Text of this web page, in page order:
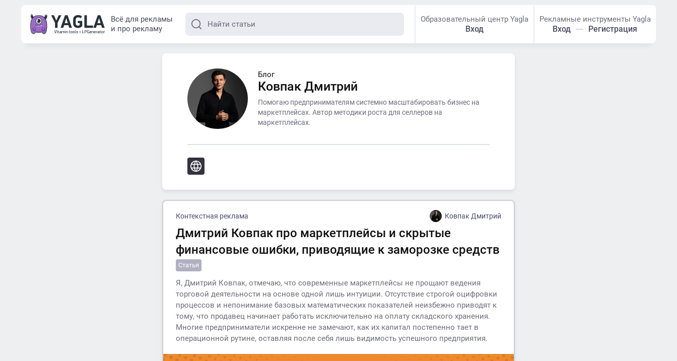
Всё для рекламы
и про рекламу
Образовательный центр Yagla
Вход
Рекламные инструменты Yagla
Вход Регистрация
Блог
Ковпак Дмитрий
Помогаю предпринимателям системно масштабировать бизнес на
маркетплейсах. Автор методики роста для селлеров на
маркетплейсах.
Контекстная реклама Ковпак Дмитрий
Дмитрий Ковпак про маркетплейсы и скрытые
финансовые ошибки, приводящие к заморозке средств
Статья
Я, Дмитрий Ковпак, отмечаю, что современные маркетплейсы не прощают ведения
торговой деятельности на основе одной лишь интуиции. Отсутствие строгой оцифровки
процессов и непонимание базовых математических показателей неизбежно приводят к
тому, что продавец начинает работать исключительно на оплату складского хранения.
Многие предприниматели искренне не замечают, как их капитал постепенно тает в
операционной рутине, оставляя после себя лишь видимость успешного предприятия.